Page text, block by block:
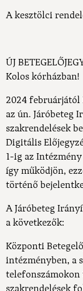
A kesztölci
ÚJ
Kolos kórházban!
2024 februárjától
az ún. Járóbeteg
szakrendelések
Digitális
1-ig az
így működjön,
történő
A Járóbeteg
a következők:
Központi
intézményben, a
telefonszámokon
szakrendelések